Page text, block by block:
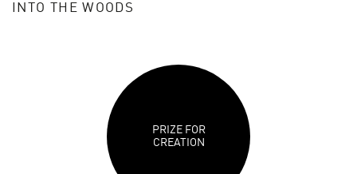
INTO THE WOODS
PRIZE FOR
CREATION